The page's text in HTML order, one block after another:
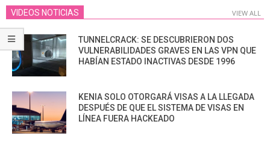
VIDEOS NOTICIAS VIEW ALL
TUNNELCRACK: SE DESCUBRIERON DOS
VULNERABILIDADES GRAVES EN LAS VPN QUE
HABÍAN ESTADO INACTIVAS DESDE 1996
KENIA SOLO OTORGARÁ VISAS A LA LLEGADA
DESPUÉS DE QUE EL SISTEMA DE VISAS EN
LÍNEA FUERA HACKEADO